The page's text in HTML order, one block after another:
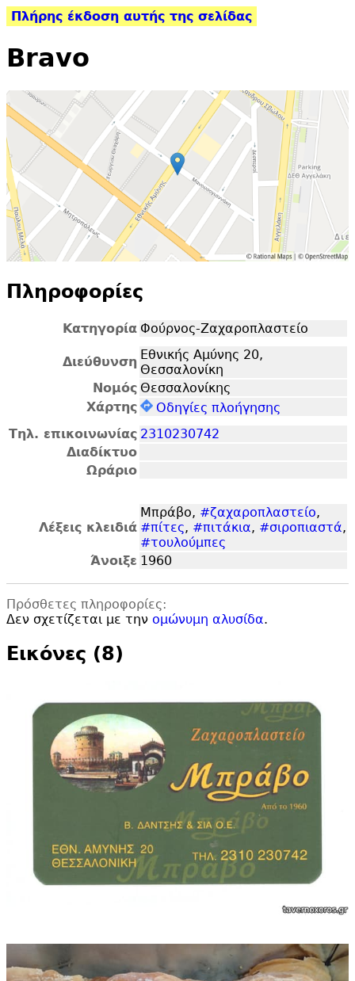
Πλήρης έκδοση αυτής της σελίδας
Bravo
Πληροφορίες
Κατηγορία Φούρνος-Ζαχαροπλαστείο
Διεύθυνση Εθνικής Αμύνης 20,
Θεσσαλονίκη
Νομός Θεσσαλονίκης
Χάρτης
Οδηγίες πλοήγησης
Τηλ. επικοινωνίας 2310230742
Διαδίκτυο
Ωράριο
Λέξεις κλειδιά
Μπράβο, #ζαχαροπλαστείο,
#πίτες, #πιτάκια, #σιροπιαστά,
#τουλούμπες
Άνοιξε 1960
Πρόσθετες πληροφορίες:
Δεν σχετίζεται με την ομώνυμη αλυσίδα.
Εικόνες (8)